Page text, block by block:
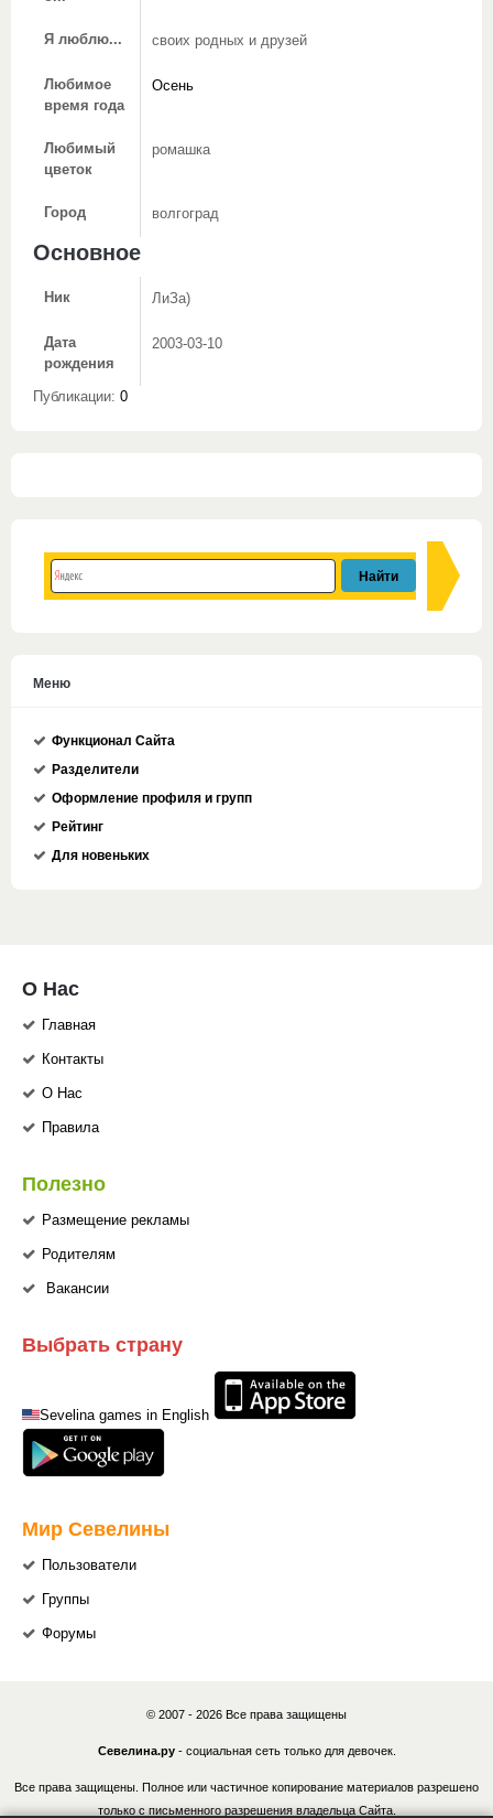
Я люблю... своих родных и друзей
Любимое
время года
Осень
Любимый
цветок
ромашка
Город волгоград
Основное
Ник ЛиЗа)
Дата
рождения
2003-03-10
Публикации: 0
Меню
Функционал Сайта
Разделители
Оформление профиля и групп
Рейтинг
Для новеньких
О Нас
Главная
Контакты
О Нас
Правила
Полезно
Размещение рекламы
Родителям
Вакансии
Выбрать страну
Sevelina games in English
Мир Севелины
Пользователи
Группы
Форумы
© 2007 - 2026 Все права защищены
Севелина.ру- социальная сеть только для девочек.
Все права защищены. Полное или частичное копирование материалов разрешено
только с письменного разрешения владельца Сайта.